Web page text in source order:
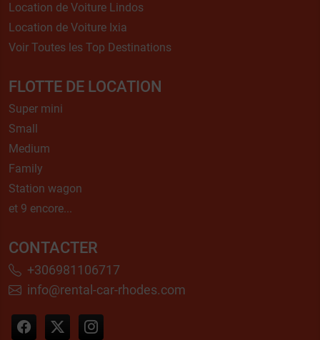
Location de Voiture Lindos
Location de Voiture Ixia
Voir Toutes les Top Destinations
FLOTTE DE LOCATION
Super mini
Small
Medium
Family
Station wagon
et 9 encore...
CONTACTER
+306981106717
info@rental-car-rhodes.com